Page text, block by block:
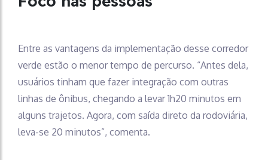
Entre as vantagens da implementação desse corredor
verde estão o menor tempo de percurso. “Antes dela,
usuários tinham que fazer integração com outras
linhas de ônibus, chegando a levar 1h20 minutos em
alguns trajetos. Agora, com saída direto da rodoviária,
leva-se 20 minutos”, comenta.